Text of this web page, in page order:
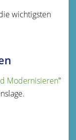
wichtigsten
Modernisieren"